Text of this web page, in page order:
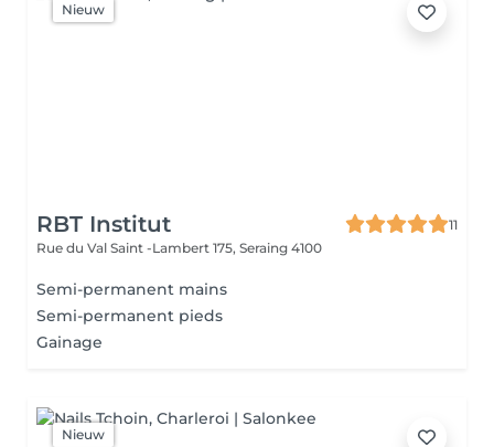
Nieuw
RBT Institut
11
Rue du Val Saint -Lambert 175, Seraing 4100
Semi-permanent mains
Semi-permanent pieds
Gainage
Nieuw